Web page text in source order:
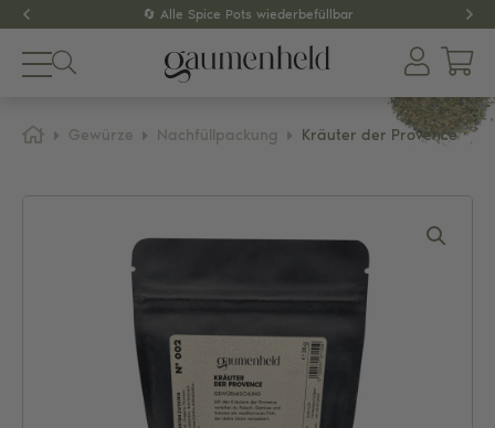
🔄 Alle Spice Pots wiederbefüllbar
Gewürze Nachfüllpackung Kräuter der Provence